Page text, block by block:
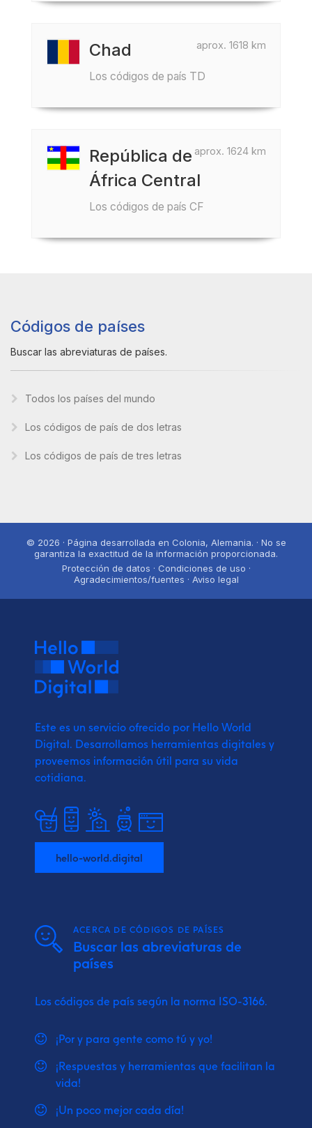
aprox. 1618 km
Chad
Los códigos de país TD
aprox. 1624 km
República de
África Central
Los códigos de país CF
Códigos de países
Buscar las abreviaturas de países.
Todos los países del mundo
Los códigos de país de dos letras
Los códigos de país de tres letras
© 2026 · Página desarrollada en Colonia, Alemania. · No se
garantiza la exactitud de la información proporcionada.
Protección de datos · Condiciones de uso ·
Agradecimientos/fuentes · Aviso legal
Este es un servicio ofrecido por Hello World
Digital. Desarrollamos herramientas digitales y
proveemos información útil para su vida
cotidiana.
hello-world.digital
ACERCA DE CÓDIGOS DE PAÍSES
Buscar las abreviaturas de
países
Los códigos de país según la norma ISO-3166.
¡Por y para gente como tú y yo!
¡Respuestas y herramientas que facilitan la
vida!
¡Un poco mejor cada día!